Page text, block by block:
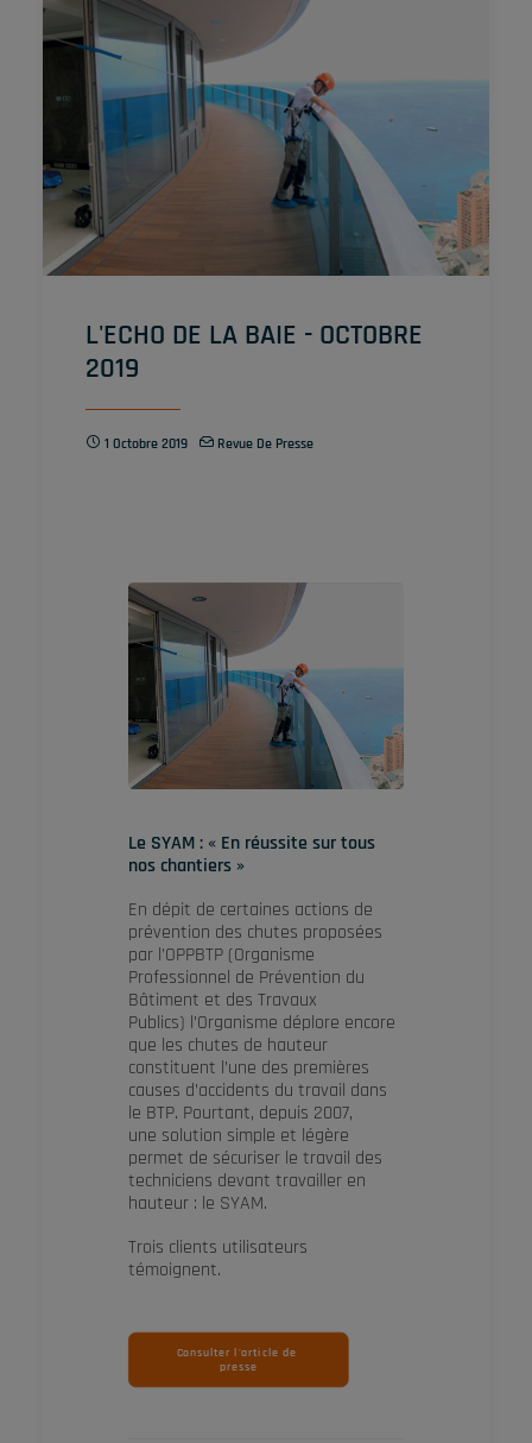
L'ECHO DE LA BAIE - OCTOBRE
2019
1 Octobre 2019 Revue De Presse
Le SYAM : « En réussite sur tous
nos chantiers »
En dépit de certaines actions de
prévention des chutes proposées
par l’OPPBTP (Organisme
Professionnel de Prévention du
Bâtiment et des Travaux
Publics) l’Organisme déplore encore
que les chutes de hauteur
constituent l’une des premières
causes d’accidents du travail dans
le BTP. Pourtant, depuis 2007,
une solution simple et légère
permet de sécuriser le travail des
techniciens devant travailler en
hauteur : le SYAM.
Trois clients utilisateurs
témoignent.
Consulter l'article de
presse